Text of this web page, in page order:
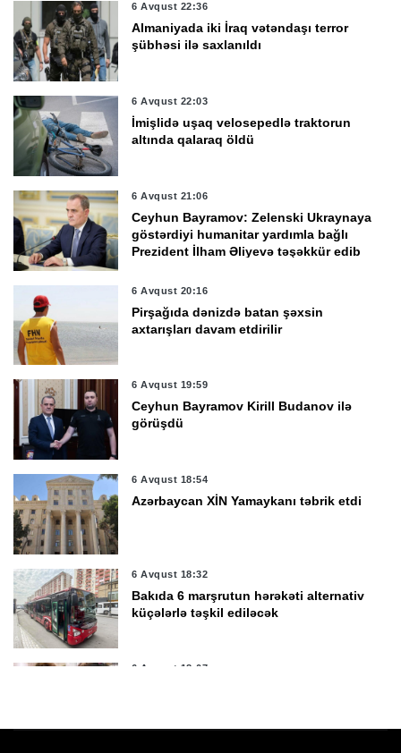
6 Avqust 22:36
Almaniyada iki İraq vətəndaşı terror
şübhəsi ilə saxlanıldı
6 Avqust 22:03
İmişlidə uşaq velosepedlə traktorun
altında qalaraq öldü
6 Avqust 21:06
Ceyhun Bayramov: Zelenski Ukraynaya
göstərdiyi humanitar yardımla bağlı
Prezident İlham Əliyevə təşəkkür edib
6 Avqust 20:16
Pirşağıda dənizdə batan şəxsin
axtarışları davam etdirilir
6 Avqust 19:59
Ceyhun Bayramov Kirill Budanov ilə
görüşdü
6 Avqust 18:54
Azərbaycan XİN Yamaykanı təbrik etdi
6 Avqust 18:32
Bakıda 6 marşrutun hərəkəti alternativ
küçələrlə təşkil ediləcək
6 Avqust 18:07